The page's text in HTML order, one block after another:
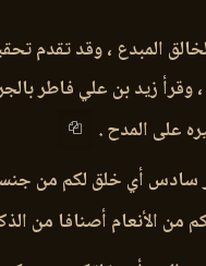
المبدع ، وقد تقدم
زيد بن علي فاطر
على المدح .
سادس أي خلق لكم من
الأنعام أصنافا من